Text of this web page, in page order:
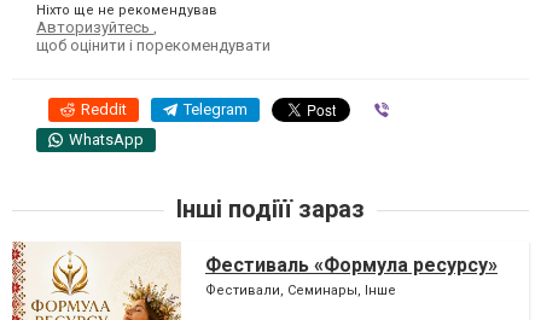
Ніхто ще не рекомендував
Авторизуйтесь
щоб оцінити і порекомендувати
Reddit Telegram
WhatsApp
Інші подіїї зараз
Фестиваль «Формула ресурсу»
Фестивали, Семинары, Інше